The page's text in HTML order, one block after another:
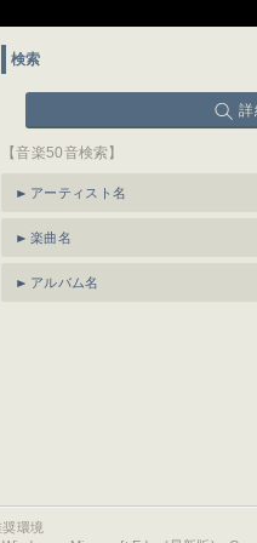
検索
詳
【音楽50音検索】
アーティスト名
楽曲名
アルバム名
奨環境